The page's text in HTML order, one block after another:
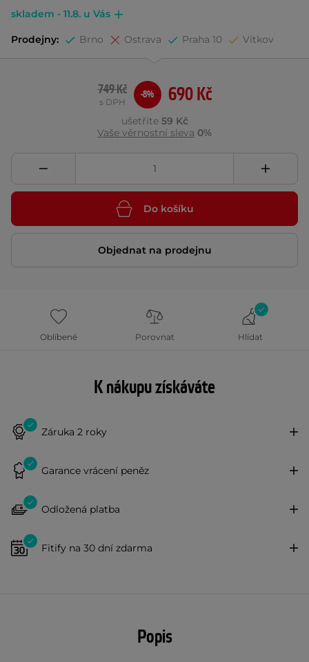
skladem - 11.8. u Vás
Prodejny: Brno Ostrava Praha 10 Vítkov
690 Kč
749 Kč
s DPH
-8%
ušetříte 59 Kč
Vaše věrnostní sleva 0%
Do košíku
Objednat na prodejnu
Oblíbené Porovnat Hlídat
K nákupu získáváte
Záruka 2 roky
Garance vrácení peněz
Odložená platba
Fitify na 30 dní zdarma
Popis